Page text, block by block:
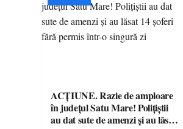
ACȚIUNE. Razie de amploare
în județul Satu Mare! Polițiștii
au dat sute de amenzi și au lăsat